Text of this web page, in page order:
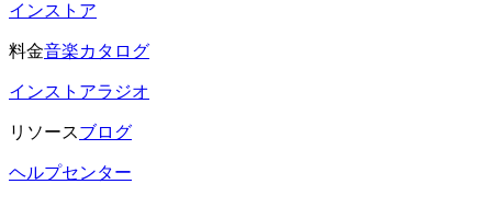
インストア
料金音楽カタログ
インストアラジオ
リソースブログ
ヘルプセンター